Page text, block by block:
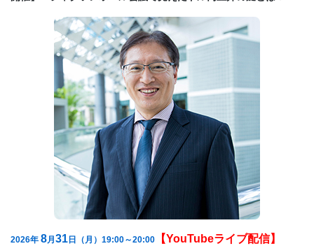
2026年 8月 31 日（月）19:00～20:00 【YouTubeライブ配信】